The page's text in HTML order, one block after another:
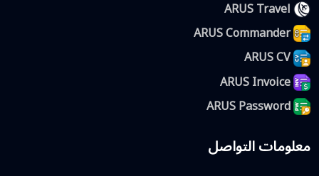
ARUS Travel
ARUS Commander
ARUS CV
ARUS Invoice
ARUS Password
معلومات التواصل